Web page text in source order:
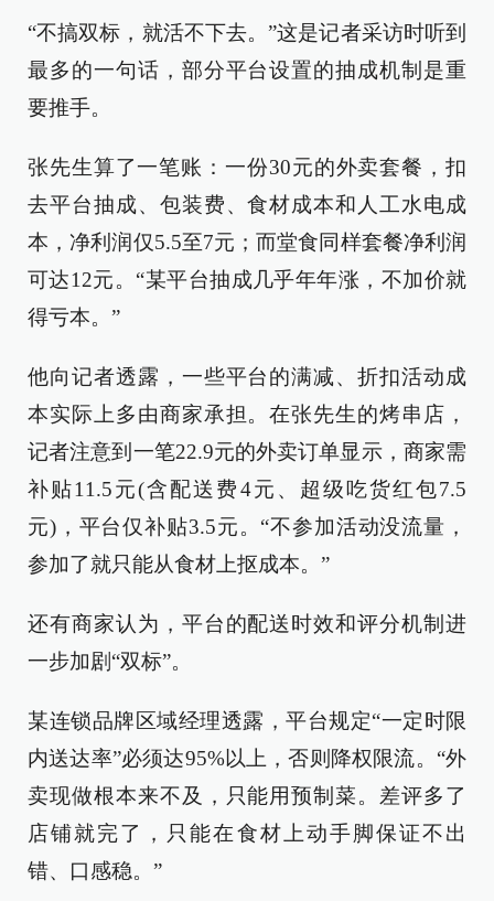
“不搞双标，就活不下去。”这是记者采访时听到
最多的一句话，部分平台设置的抽成机制是重
要推手。
张先生算了一笔账：一份30元的外卖套餐，扣
去平台抽成、包装费、食材成本和人工水电成
本，净利润仅5.5至7元；而堂食同样套餐净利润
可达12元。“某平台抽成几乎年年涨，不加价就
得亏本。”
他向记者透露，一些平台的满减、折扣活动成
本实际上多由商家承担。在张先生的烤串店，
记者注意到一笔22.9元的外卖订单显示，商家需
补贴11.5元(含配送费4元、超级吃货红包7.5
元)，平台仅补贴3.5元。“不参加活动没流量，
参加了就只能从食材上抠成本。”
还有商家认为，平台的配送时效和评分机制进
一步加剧“双标”。
某连锁品牌区域经理透露，平台规定“一定时限
内送达率”必须达95%以上，否则降权限流。“外
卖现做根本来不及，只能用预制菜。差评多了
店铺就完了，只能在食材上动手脚保证不出
错、口感稳。”